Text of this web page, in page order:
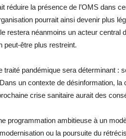
réduire la présence de l’OMS dans
pourrait ainsi devenir plus
restera néanmoins un acteur central
peut-être plus restreint.
pandémique sera déterminant :
un contexte de désinformation, la
crise sanitaire aurait des
programmation ambitieuse à un
ou la poursuite du